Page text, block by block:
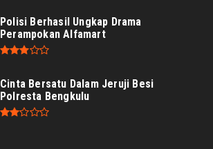
Polisi Berhasil Ungkap Drama
Perampokan Alfamart
Cinta Bersatu Dalam Jeruji Besi
Polresta Bengkulu